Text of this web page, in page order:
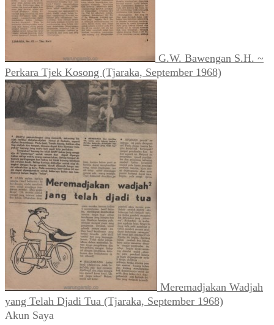
G.W. Bawengan S.H. ~
Perkara Tjek Kosong (Tjaraka, September 1968)
Meremadjakan Wadjah
yang Telah Djadi Tua (Tjaraka, September 1968)
Akun Saya